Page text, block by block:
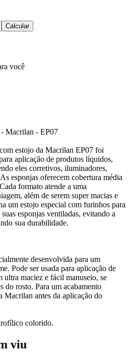
Calcular
você
Macrilan - EP07
estojo da Macrilan EP07 foi
aplicação de produtos líquidos,
eles corretivos, iluminadores,
esponjas oferecem cobertura média
formato atende a uma
além de serem super macias e
um estojo especial com furinhos para
esponjas ventiladas, evitando a
sua durabilidade.
desenvolvida para um
Pode ser usada para aplicação de
ultra maciez e fácil manuseio, se
do rosto. Para um acabamento
Macrilan antes da aplicação do
colorido.
viu